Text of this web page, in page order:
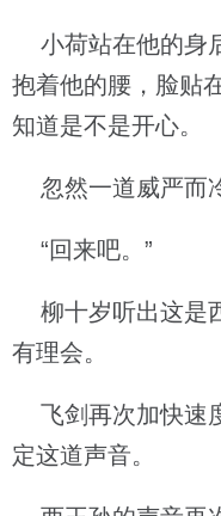
小荷站在他的身
抱着他的腰，脸贴
知道是不是开心。
忽然一道威严而
“回来吧。”
柳十岁听出这是
有理会。
飞剑再次加快速
定这道声音。